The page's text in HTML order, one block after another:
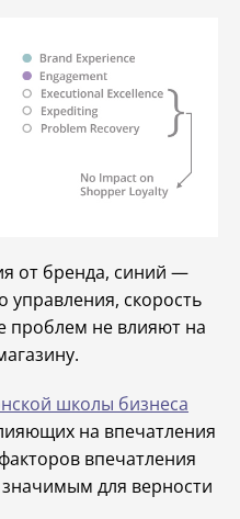
от бренда, синий —
управления, скорость
проблем не влияют на
школы бизнеса
на впечатления
впечатления
для верности